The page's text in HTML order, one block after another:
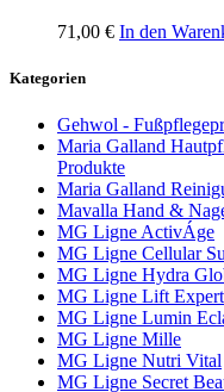
71,00 € In den
Kategorien
Gehwol -
Maria Galland
Produkte
Maria Galland
Mavalla Hand &
MG Ligne ActivÁge
MG Ligne Cellular
MG Ligne Hydra
MG Ligne Lift Expert
MG Ligne Lumin
MG Ligne Mille
MG Ligne Nutri Vital
MG Ligne Secret